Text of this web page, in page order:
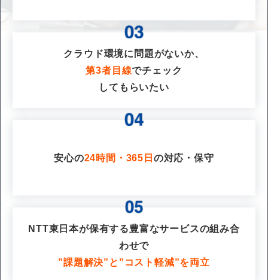
クラウド環境に問題がないか、
第3者目線でチェック
してもらいたい
安心の24時間・365日 の対応・保守
NTT東日本が保有する豊富なサービスの組み合
わせで
”課題解決”と”コスト軽減”を両立